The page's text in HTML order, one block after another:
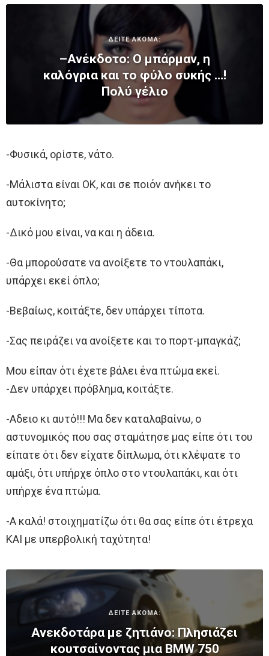
ΔΕΙΤΕ ΑΚΟΜΑ:
–Ανέκδοτο: Ο μπάρμαν, η
καλόγρια και το φύλο συκής …!
Πολύ γέλιο
-Φυσικά, ορίστε, νάτο.
-Μάλιστα είναι ΟΚ, και σε ποιόν ανήκει το
αυτοκίνητο;
-Δικό μου είναι, να και η άδεια.
-Θα μπορούσατε να ανοίξετε το ντουλαπάκι,
υπάρχει εκεί όπλο;
-Βεβαίως, κοιτάξτε, δεν υπάρχει τίποτα.
-Σας πειράζει να ανοίξετε και το πορτ-μπαγκάζ;
Μου είπαν ότι έχετε βάλει ένα πτώμα εκεί.
-Δεν υπάρχει πρόβλημα, κοιτάξτε.
-Αδειο κι αυτό!!! Μα δεν καταλαβαίνω, ο
αστυνομικός που σας σταμάτησε μας είπε ότι του
είπατε ότι δεν είχατε δίπλωμα, ότι κλέψατε το
αμάξι, ότι υπήρχε όπλο στο ντουλαπάκι, και ότι
υπήρχε ένα πτώμα.
-Α καλά! στοιχηματίζω ότι θα σας είπε ότι έτρεχα
ΚΑΙ με υπερβολική ταχύτητα!
ΔΕΙΤΕ ΑΚΟΜΑ:
Ανεκδοτάρα με ζητιάνο: Πλησιάζει
κουτσαίνοντας μια BMW 750